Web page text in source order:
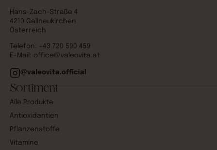
Hans-Zach-Straße 4
4210 Gallneukirchen
Österreich
Telefon: +43 720 590 459
E-Mail: office@valeovita.at
@valeovita.official
Sortiment
Alle Produkte
Antioxidantien
Pflanzenstoffe
Vitamine